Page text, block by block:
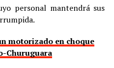
personal mantendrá sus
motorizado en choque
Churuguara